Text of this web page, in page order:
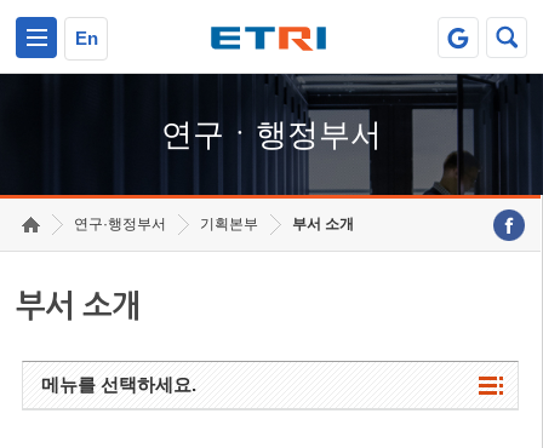
En
연구ㆍ행정부서
연구·행정부서 기획본부 부서 소개
부서 소개
메뉴를 선택하세요.